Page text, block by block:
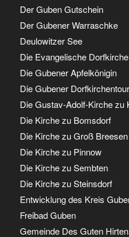
Der Guben Gutschein
Der Gubener Warraschke
Deulowitzer See
Die Evangelische
Die Gubener Apfelkönigin
Die Gubener
Die Gustav-Adolf-Kirche zu
Die Kirche zu Bomsdorf
Die Kirche zu Groß Breesen
Die Kirche zu Pinnow
Die Kirche zu Sembten
Die Kirche zu Steinsdorf
Entwicklung des Kreis
Freibad Guben
Gemeinde Des Guten